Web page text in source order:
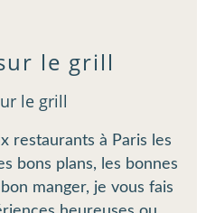
le grill
restaurants à Paris les
bons plans, les bonnes
manger, je vous fais